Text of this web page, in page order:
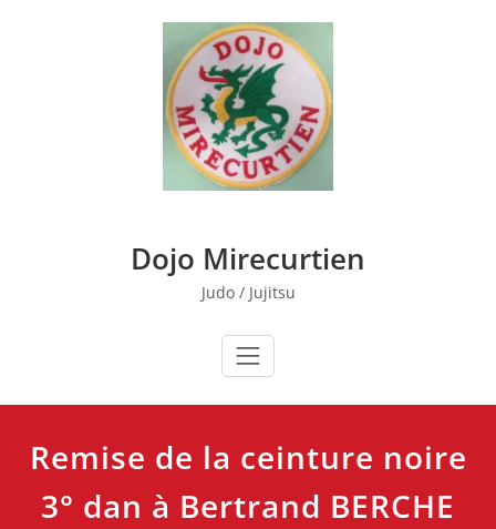
Dojo Mirecurtien
Judo / Jujitsu
Remise de la ceinture noire
3° dan à Bertrand BERCHE